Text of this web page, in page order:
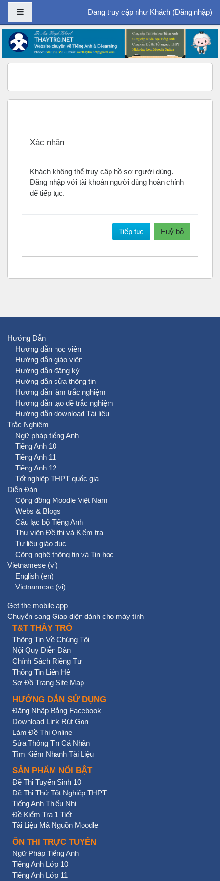
Chuyển tới nội dung chính
Bảng điều khiển cạnhĐang truy cập như Khách (Đăng nhập)
Xác nhận
Khách không thể truy cập hồ sơ người dùng.
Đăng nhập với tài khoản người dùng hoàn chỉnh
để tiếp tục.
Tiếp tục Huỷ bỏ
Hướng Dẫn
Hướng dẫn học viên
Hướng dẫn giáo viên
Hướng dẫn đăng ký
Hướng dẫn sửa thông tin
Hướng dẫn làm trắc nghiệm
Hướng dẫn tạo đề trắc nghiệm
Hướng dẫn download Tài liệu
Trắc Nghiệm
Ngữ pháp tiếng Anh
Tiếng Anh 10
Tiếng Anh 11
Tiếng Anh 12
Tốt nghiệp THPT quốc gia
Diễn Đàn
Cộng đồng Moodle Việt Nam
Webs & Blogs
Câu lạc bộ Tiếng Anh
Thư viện Đề thi và Kiểm tra
Tư liệu giáo dục
Công nghệ thông tin và Tin học
Vietnamese ‎(vi)‎
English ‎(en)‎
Vietnamese ‎(vi)‎
Get the mobile app
Chuyển sang Giao diện dành cho máy tính
T&T THẦY TRÒ
Thông Tin Về Chúng Tôi
Nội Quy Diễn Đàn
Chính Sách Riêng Tư
Thông Tin Liên Hệ
Sơ Đồ Trang Site Map
HƯỚNG DẪN SỬ DỤNG
Đăng Nhập Bằng Facebook
Download Link Rút Gọn
Làm Đề Thi Online
Sửa Thông Tin Cá Nhân
Tìm Kiếm Nhanh Tài Liệu
SẢN PHẨM NỔI BẬT
Đề Thi Tuyển Sinh 10
Đề Thi Thử Tốt Nghiệp THPT
Tiếng Anh Thiếu Nhi
Đề Kiểm Tra 1 Tiết
Tài Liệu Mã Nguồn Moodle
ÔN THI TRỰC TUYẾN
Ngữ Pháp Tiếng Anh
Tiếng Anh Lớp 10
Tiếng Anh Lớp 11